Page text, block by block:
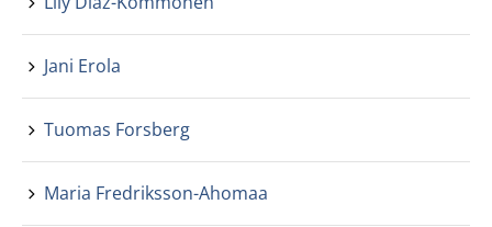
Jani Erola
Tuomas Forsberg
Maria Fredriksson-Ahomaa